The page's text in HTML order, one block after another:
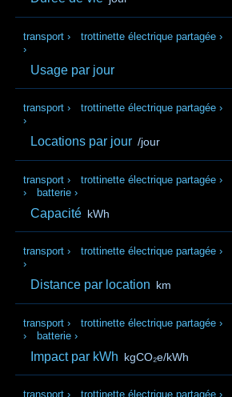
transport › trottinette électrique partagée ›
›
Usage par jour
transport › trottinette électrique partagée ›
›
Locations par jour /jour
transport › trottinette électrique partagée ›
›
batterie ›
Capacité kWh
transport › trottinette électrique partagée ›
›
Distance par location km
transport › trottinette électrique partagée ›
›
batterie ›
Impact par kWh kgCO₂e/kWh
transport › trottinette électrique partagée ›